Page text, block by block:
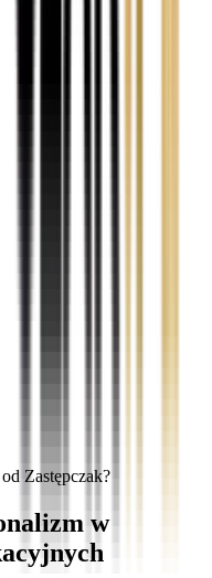
Zastępczak?
w